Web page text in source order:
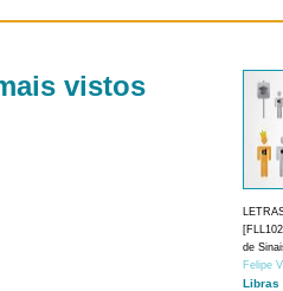
vistos
de
Felipe
Libras